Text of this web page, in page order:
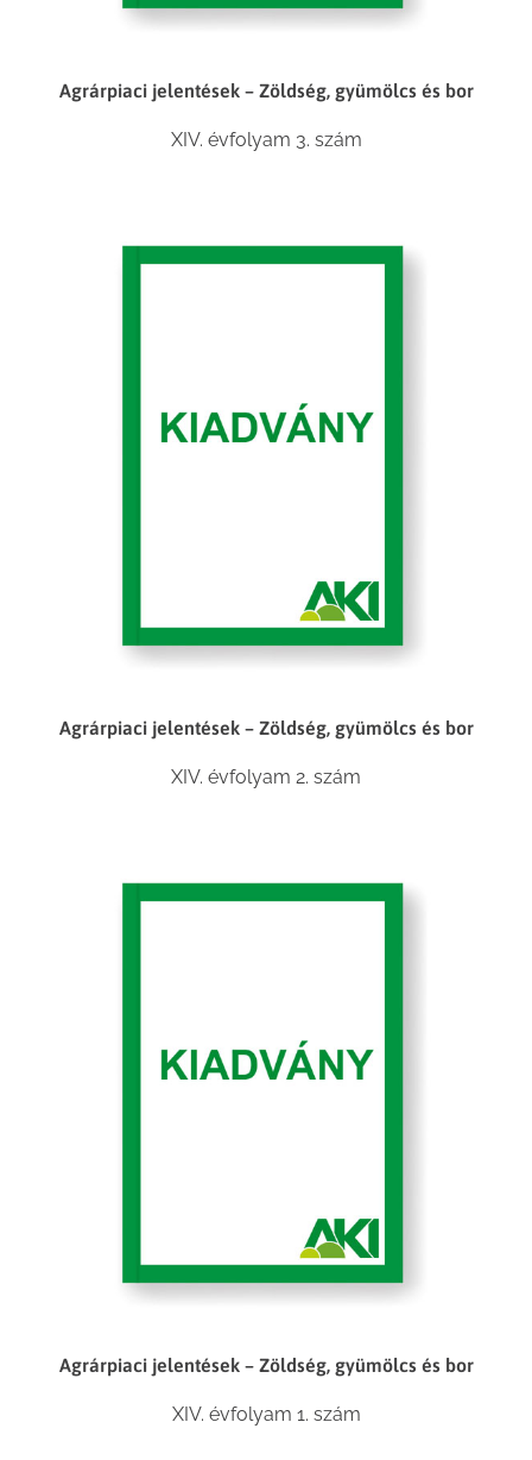
Agrárpiaci jelentések – Zöldség, gyümölcs és bor
XIV. évfolyam 3. szám
Agrárpiaci jelentések – Zöldség, gyümölcs és bor
XIV. évfolyam 2. szám
Agrárpiaci jelentések – Zöldség, gyümölcs és bor
XIV. évfolyam 1. szám